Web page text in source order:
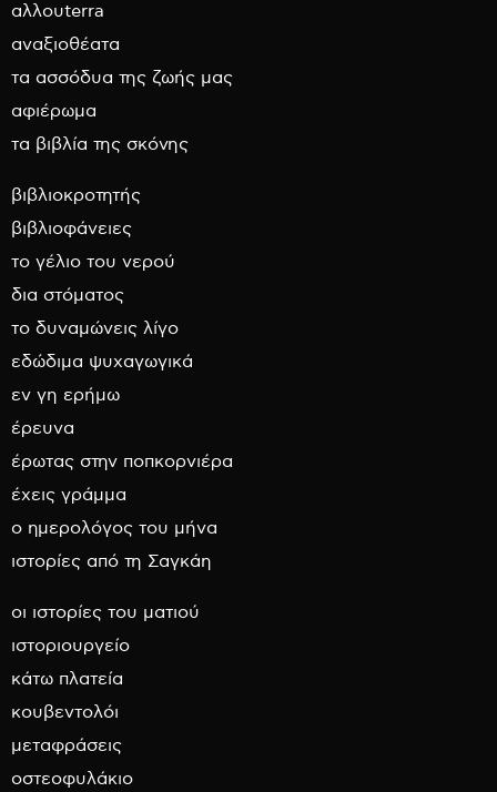
αλλουterra
αναξιοθέατα
τα ασσόδυα της ζωής μας
αφιέρωμα
τα βιβλία της σκόνης
βιβλιοκροτητής
βιβλιοφάνειες
το γέλιο του νερού
δια στόματος
το δυναμώνεις λίγο
εδώδιμα ψυχαγωγικά
εν γη ερήμω
έρευνα
έρωτας στην ποπκορνιέρα
έχεις γράμμα
ο ημερολόγος του μήνα
ιστορίες από τη Σαγκάη
οι ιστορίες του ματιού
ιστοριουργείο
κάτω πλατεία
κουβεντολόι
μεταφράσεις
οστεοφυλάκιο